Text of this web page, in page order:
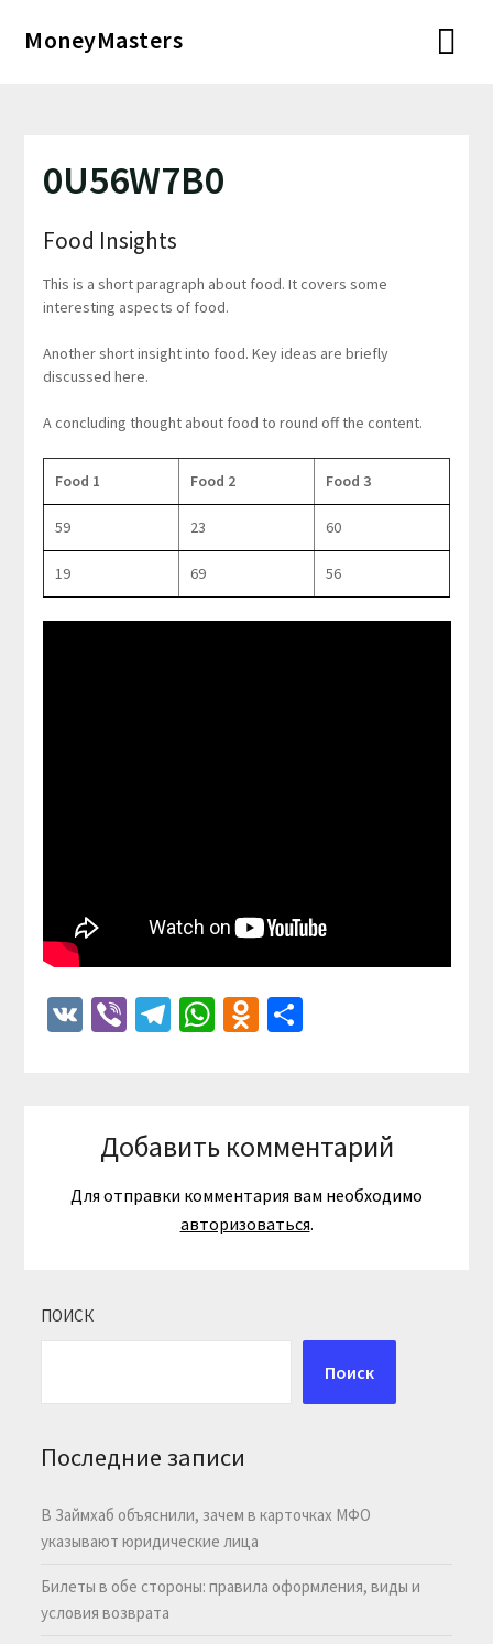
MoneyMasters
0U56W7B0
Food Insights
This is a short paragraph about food. It covers some
interesting aspects of food.
Another short insight into food. Key ideas are briefly
discussed here.
A concluding thought about food to round off the content.
Food 1 Food 2 Food 3
59 23 60
19 69 56
VKViberTelegram
WhatsApp
Odnoklassniki
Отправить
Добавить комментарий
Для отправки комментария вам необходимо
авторизоваться.
ПОИСК
Поиск
Последние записи
В Займхаб объяснили, зачем в карточках МФО
указывают юридические лица
Билеты в обе стороны: правила оформления, виды и
условия возврата